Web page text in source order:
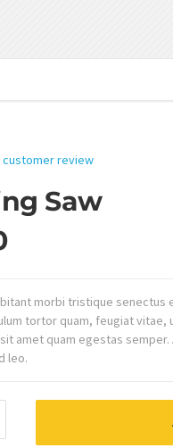
customer review
Saw
morbi tristique senectus
tortor quam, feugiat
amet quam egestas
leo.